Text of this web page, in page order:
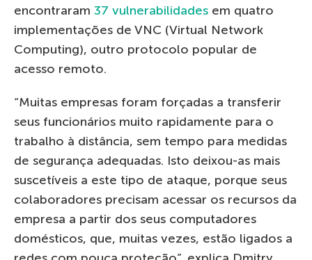
encontraram 37 vulnerabilidades em quatro
implementações de VNC (Virtual Network
Computing), outro protocolo popular de
acesso remoto.
“Muitas empresas foram forçadas a transferir
seus funcionários muito rapidamente para o
trabalho à distância, sem tempo para medidas
de segurança adequadas. Isto deixou-as mais
suscetíveis a este tipo de ataque, porque seus
colaboradores precisam acessar os recursos da
empresa a partir dos seus computadores
domésticos, que, muitas vezes, estão ligados a